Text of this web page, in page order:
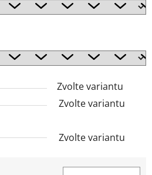
Zvolte variantu
Zvolte variantu
Zvolte variantu